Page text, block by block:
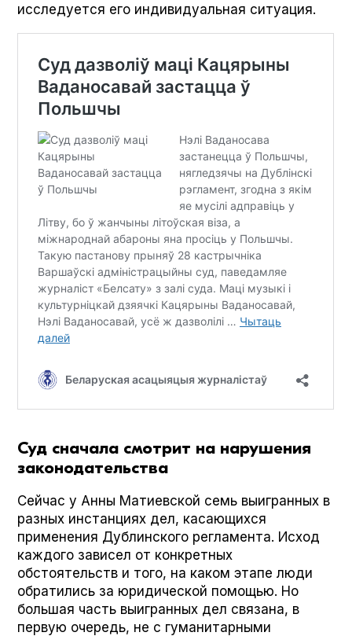
исследуется его индивидуальная ситуация.
Суд сначала смотрит на нарушения
законодательства
Сейчас у Анны Матиевской семь выигранных в
разных инстанциях дел, касающихся
применения Дублинского регламента. Исход
каждого зависел от конкретных
обстоятельств и того, на каком этапе люди
обратились за юридической помощью. Но
большая часть выигранных дел связана, в
первую очередь, не с гуманитарными